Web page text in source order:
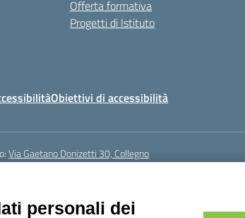
Offerta formativa
Progetti di Istituto
Obiettivi di accessibilità
Via Gaetano Donizetti 30, Collegno
meccanografico:toic8cg002
personali dei